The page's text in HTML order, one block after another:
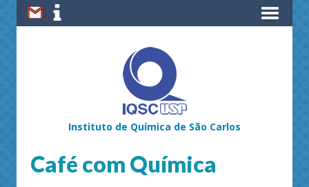
Instituto de Química de São Carlos
Café com Química